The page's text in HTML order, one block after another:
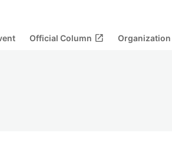
Official Column open_in_new Organization